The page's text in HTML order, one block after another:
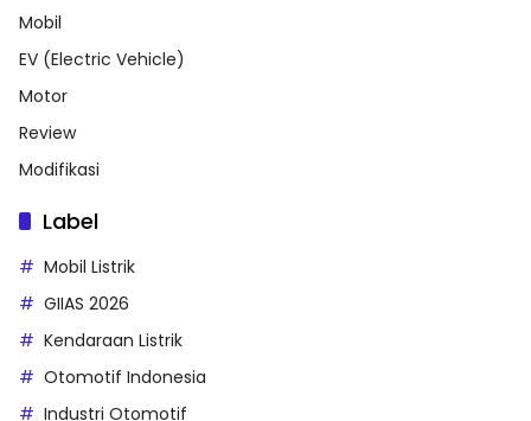
Mobil
EV (Electric Vehicle)
Motor
Review
Modifikasi
Label
Mobil Listrik
GIIAS 2026
Kendaraan Listrik
Otomotif Indonesia
Industri Otomotif